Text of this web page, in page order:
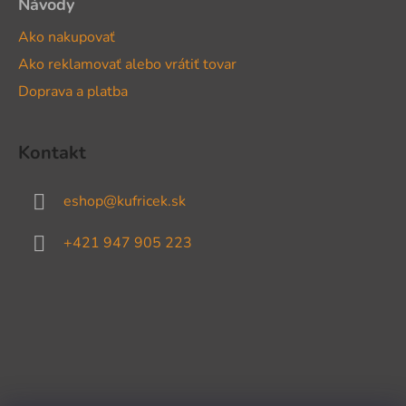
Návody
Ako nakupovať
Ako reklamovať alebo vrátiť tovar
Doprava a platba
Kontakt
eshop@kufricek.sk
+421 947 905 223